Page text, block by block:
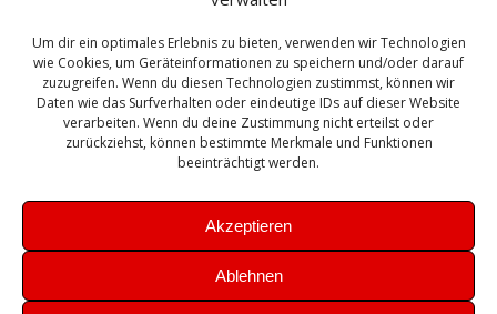
Um dir ein optimales Erlebnis zu bieten, verwenden wir Technologien
wie Cookies, um Geräteinformationen zu speichern und/oder darauf
zuzugreifen. Wenn du diesen Technologien zustimmst, können wir
Daten wie das Surfverhalten oder eindeutige IDs auf dieser Website
verarbeiten. Wenn du deine Zustimmung nicht erteilst oder
zurückziehst, können bestimmte Merkmale und Funktionen
beeinträchtigt werden.
Akzeptieren
Ablehnen
Sanierung SBS Security Server Sicherheit
Sicherung SIEM Sophos SSL Ubuntu
Update Upgrade UTM VCenter VCSA Veeam
VMWare VPN WAZUH Windows
Zertifikat